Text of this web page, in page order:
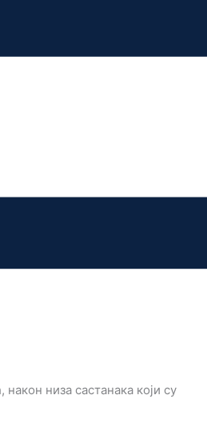
низа састанака који су